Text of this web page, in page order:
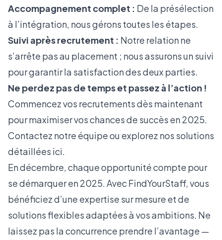
Accompagnement complet : De la présélection
à l’intégration, nous gérons toutes les étapes.
Suivi après recrutement : Notre relation ne
s’arrête pas au placement ; nous assurons un suivi
pour garantir la satisfaction des deux parties.
Ne perdez pas de temps et passez à l’action !
Commencez vos recrutements dès maintenant
pour maximiser vos chances de succès en 2025.
Contactez notre équipe ou explorez nos solutions
détaillées ici.
En décembre, chaque opportunité compte pour
se démarquer en 2025. Avec FindYourStaff, vous
bénéficiez d’une expertise sur mesure et de
solutions flexibles adaptées à vos ambitions. Ne
laissez pas la concurrence prendre l’avantage —